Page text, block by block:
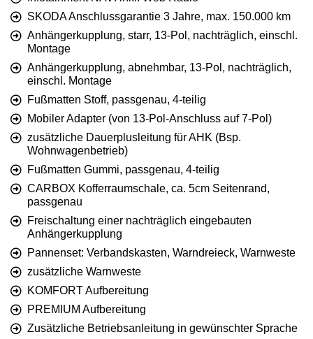
SKODA Anschlussgarantie 3 Jahre, max. 150.000 km
Anhängerkupplung, starr, 13-Pol, nachträglich, einschl.
Montage
Anhängerkupplung, abnehmbar, 13-Pol, nachträglich,
einschl. Montage
Fußmatten Stoff, passgenau, 4-teilig
Mobiler Adapter (von 13-Pol-Anschluss auf 7-Pol)
zusätzliche Dauerplusleitung für AHK (Bsp.
Wohnwagenbetrieb)
Fußmatten Gummi, passgenau, 4-teilig
CARBOX Kofferraumschale, ca. 5cm Seitenrand,
passgenau
Freischaltung einer nachträglich eingebauten
Anhängerkupplung
Pannenset: Verbandskasten, Warndreieck, Warnweste
zusätzliche Warnweste
KOMFORT Aufbereitung
PREMIUM Aufbereitung
Zusätzliche Betriebsanleitung in gewünschter Sprache